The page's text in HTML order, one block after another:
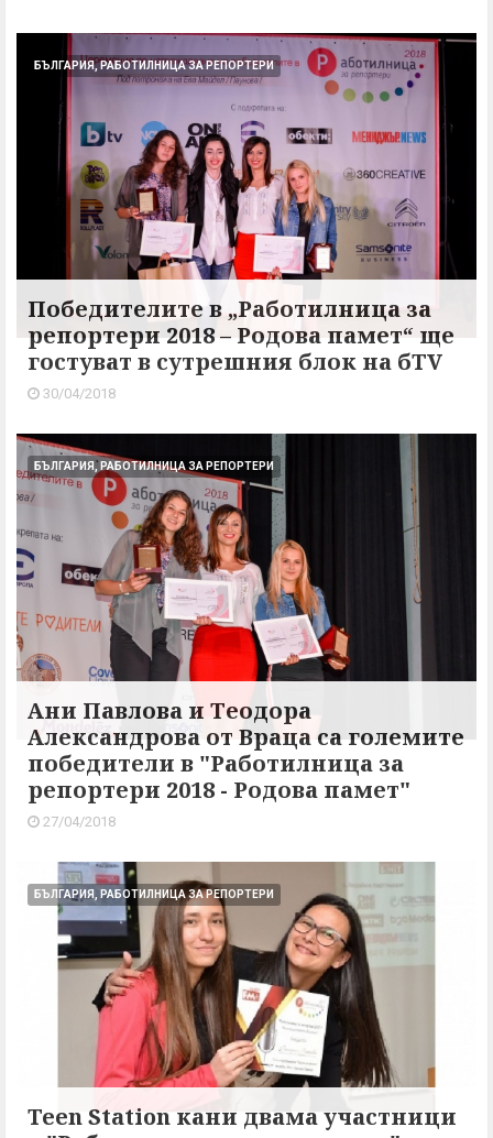
БЪЛГАРИЯ, РАБОТИЛНИЦА ЗА РЕПОРТЕРИ
Победителите в „Работилница за
репортери 2018 – Родова памет“ ще
гостуват в сутрешния блок на бTV
30/04/2018
БЪЛГАРИЯ, РАБОТИЛНИЦА ЗА РЕПОРТЕРИ
Ани Павлова и Теодора
Александрова от Враца са големите
победители в "Работилница за
репортери 2018 - Родова памет"
27/04/2018
БЪЛГАРИЯ, РАБОТИЛНИЦА ЗА РЕПОРТЕРИ
Teen Station кани двама участници